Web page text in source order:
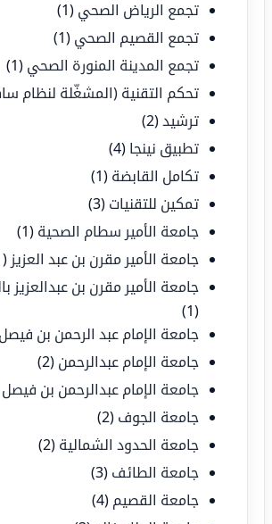
تجمع الرياض الصحي (1)
تجمع القصيم الصحي (1)
تجمع المدينة المنورة الصحي (1)
تحكم التقنية (المشغّلة لنظام
ترشيد(2)
تطبيق نينجا (4)
تكامل القابضة (1)
تمكين للتقنيات (3)
جامعة الأمير سطام الصحية (1)
جامعة الأمير مقرن بن عبد العزيز (1)
جامعة الأمير مقرن بن عبدالعزيز
(1)
جامعة الإمام عبد الرحمن بن فيصل
جامعة الإمام عبدالرحمن (2)
جامعة الإمام عبدالرحمن بن فيصل
جامعة الجوف (2)
جامعة الحدود الشمالية (2)
جامعة الطائف (3)
جامعة القصيم (4)